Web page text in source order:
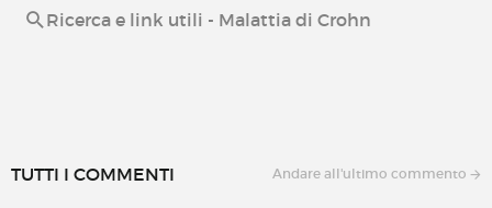
Ricerca e link utili - Malattia di Crohn
TUTTI I COMMENTI Andare all'ultimo commento